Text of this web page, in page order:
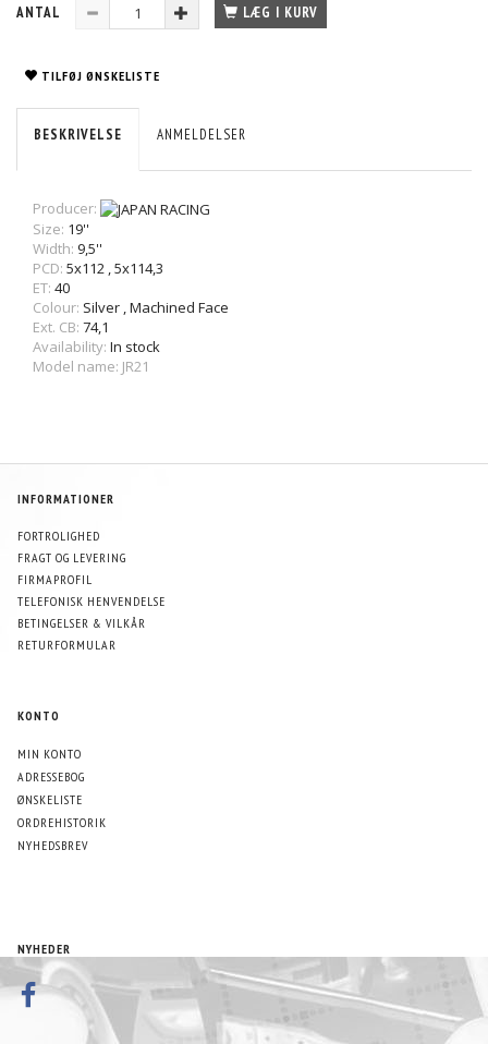
ANTAL LÆG I KURV
TILFØJ ØNSKELISTE
BESKRIVELSE ANMELDELSER
Producer:
Size: 19''
Width: 9,5''
PCD: 5x112 ,5x114,3
ET: 40
Colour: Silver ,Machined Face
Ext. CB: 74,1
Availability: In stock
Model name: JR21
INFORMATIONER
FORTROLIGHED
FRAGT OG LEVERING
FIRMAPROFIL
TELEFONISK HENVENDELSE
BETINGELSER & VILKÅR
RETURFORMULAR
KONTO
MIN KONTO
ADRESSEBOG
ØNSKELISTE
ORDREHISTORIK
NYHEDSBREV
NYHEDER